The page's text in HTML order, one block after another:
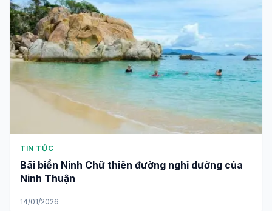
TIN TỨC
Bãi biển Ninh Chữ thiên đường nghỉ dưỡng của
Ninh Thuận
14/01/2026